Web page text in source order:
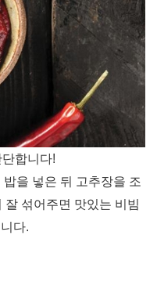
합니다!
을 넣은 뒤 고추장을 조
잘 섞어주면 맛있는 비빔
다.